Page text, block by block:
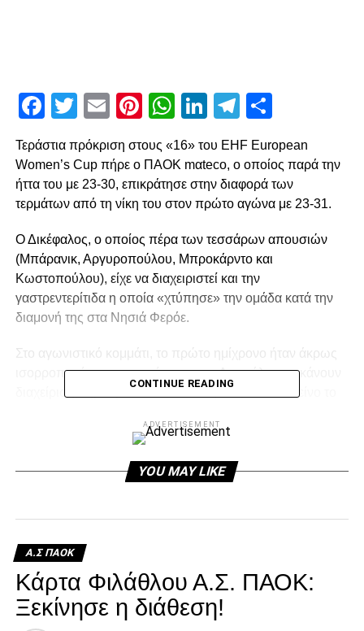
Facebook
Twitter
EmailPinterest
WhatsApp
LinkedIn
Telegram
Τεράστια πρόκριση στους «16» του EHF European
Women’s Cup πήρε ο ΠΑΟΚ mαteco, ο οποίος παρά την
ήττα του με 23-30, επικράτησε στην διαφορά των
τερμάτων από τη νίκη του στον πρώτο αγώνα με 23-31.
Ο Δικέφαλος, ο οποίος πέρα των τεσσάρων απουσιών
(Μπάρανικ, Αργυροπούλου, Μπροκάρντο και
Κωστοπούλου), είχε να διαχειριστεί και την
γαστρεντερίτιδα η οποία «χτύπησε» την ομάδα κατά την
διαμονή της στα Νησιά Φερόε.
Στο αγωνιστικό κομμάτι, το πρώτο ημίχρονο ήταν άκρως
ισορροπημένο, με τις παίκτριες του Δικεφάλου να κάνουν
διαχείριση, τηρουμένων των συνθηκών, 5-5. Σ’ εκείνο το
τερμάτων, 8-6. Η διαφορά των δύο τερμάτων διατηρήθηκε,
Ο ΠΑΟΚ mαteco απάντησε, 14-14, με το τελικό σκορ για
με την διαφορά να αυξάνεται, 15-20. Με την κούραση να
είναι εμφανής στις παίκτριες του Δικεφάλου, ένα
«ξέσπασμα» της H71 έδωσε διαφορά ορίου πρόκρισης,
18-26. Η τελική ευθεία συνεχίστηκε σε αυτό το τέμπο, με
το τελευταίο λεπτό του αγώνα να ξεκινά στο 22-29. Η Η71
CONTINUE READING
ADVERTISEMENT
YOU MAY LIKE
Α.Σ ΠΑΟΚ
Κάρτα Φιλάθλου Α.Σ. ΠΑΟΚ:
Ξεκίνησε η διάθεση!